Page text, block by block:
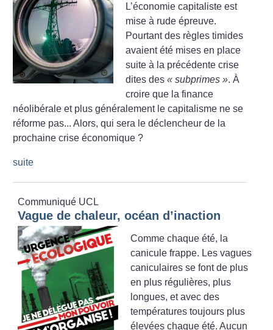
L’économie capitaliste est
mise à rude épreuve.
Pourtant des règles timides
avaient été mises en place
suite à la précédente crise
dites des« subprimes ». À
croire que la finance
néolibérale et plus généralement le capitalisme ne se
réforme pas... Alors, qui sera le déclencheur de la
prochaine crise économique ?
suite
Communiqué UCL
Vague de chaleur, océan d’inaction
Comme chaque été, la
canicule frappe. Les vagues
caniculaires se font de plus
en plus régulières, plus
longues, et avec des
températures toujours plus
élevées chaque été. Aucun